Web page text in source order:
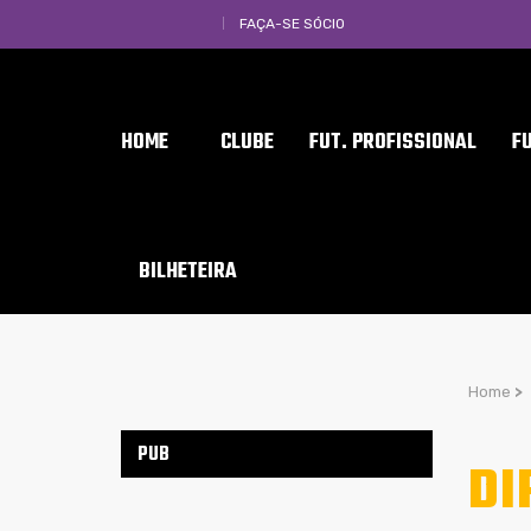
FAÇA-SE SÓCIO
HOME CLUBE FUT. PROFISSIONAL
BILHETEIRA
Home >
PUB